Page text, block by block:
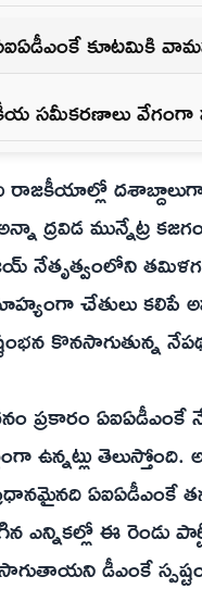
కూటమికి
సమీకరణాలు వేగంగా
దశాబ్దాలుగా
ద్రవిడ మున్నేట్ర
నేతృత్వంలోని
చేతులు కలిపే
కొనసాగుతున్న
ప్రకారం ఏఐఏడీఎంకే
ఉన్నట్లు
ఏఐఏడీఎంకే
ఎన్నికల్లో ఈ రెండు
డీఎంకే